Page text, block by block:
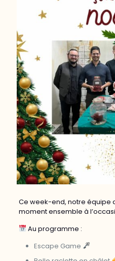
Ce week-end, notre équipe
moment ensemble à
Au programme :
Escape Game